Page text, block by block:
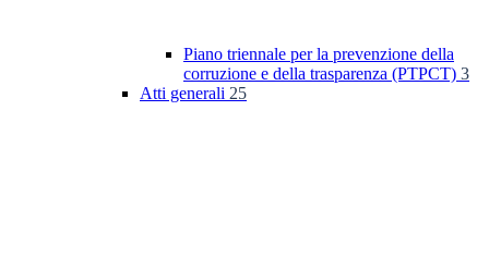
Piano triennale per la prevenzione della
corruzione e della trasparenza (PTPCT) 3
Atti generali 25